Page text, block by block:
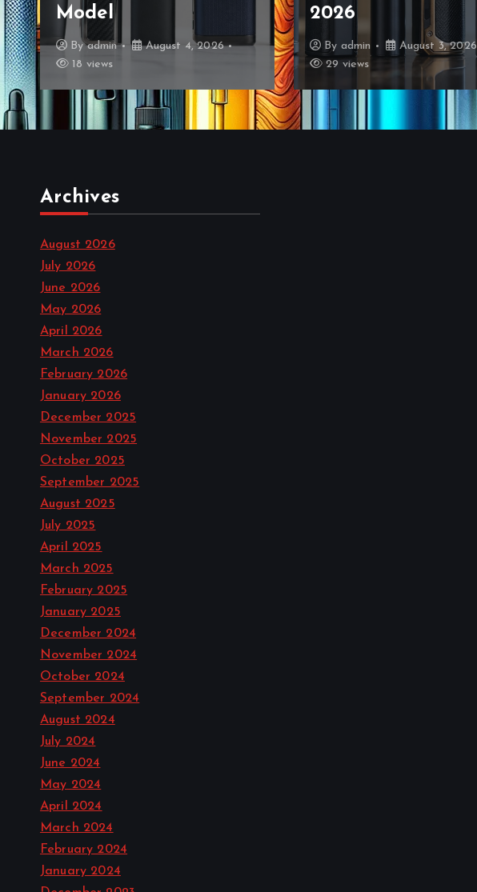
Model
Byadmin
August 4, 2026
18 views
2026
By admin
August 3, 2026
29 views
Archives
August 2026
July 2026
June 2026
May 2026
April 2026
March 2026
February 2026
January 2026
December 2025
November 2025
October 2025
September 2025
August 2025
July 2025
April 2025
March 2025
February 2025
January 2025
December 2024
November 2024
October 2024
September 2024
August 2024
July 2024
June 2024
May 2024
April 2024
March 2024
February 2024
January 2024